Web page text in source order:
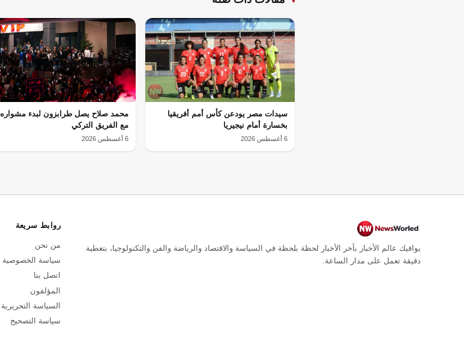
سيدات مصر يودعن كأس أمم أفريقيا
بخسارة أمام نيجيريا
6 أغسطس 2026
محمد صلاح يصل طرابزون لبدء مشواره
مع الفريق التركي
6 أغسطس 2026
يوافيك عالم الأخبار بآخر الأخبار لحظة بلحظة في السياسة والاقتصاد والرياضة والفن والتكنولوجيا، بتغطية
دقيقة تعمل على مدار الساعة.
روابط سريعة
من نحن
سياسة الخصوصية
اتصل بنا
المؤلفون
السياسة التحريرية
سياسة التصحيح